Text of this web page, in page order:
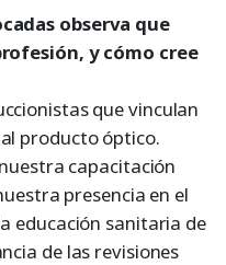
observa que
y cómo cree
que vinculan
producto óptico.
capacitación
presencia en el
educación sanitaria de
de las revisiones